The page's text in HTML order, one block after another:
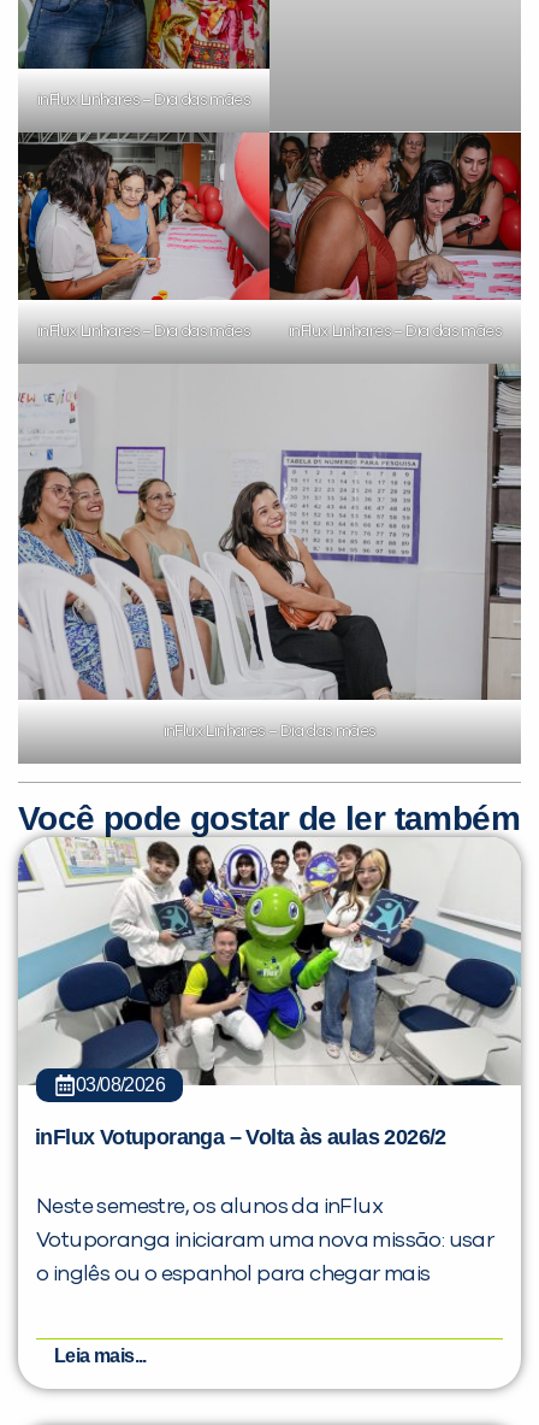
inFlux Linhares – Dia das mães
inFlux Linhares – Dia das mães inFlux Linhares – Dia das mães
inFlux Linhares – Dia das mães
Você pode gostar de ler também
03/08/2026
inFlux Votuporanga – Volta às aulas 2026/2
Neste semestre, os alunos da inFlux
Votuporanga iniciaram uma nova missão: usar
o inglês ou o espanhol para chegar mais
Leia mais...